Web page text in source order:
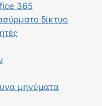
365
δίκτυο
μηνύματα